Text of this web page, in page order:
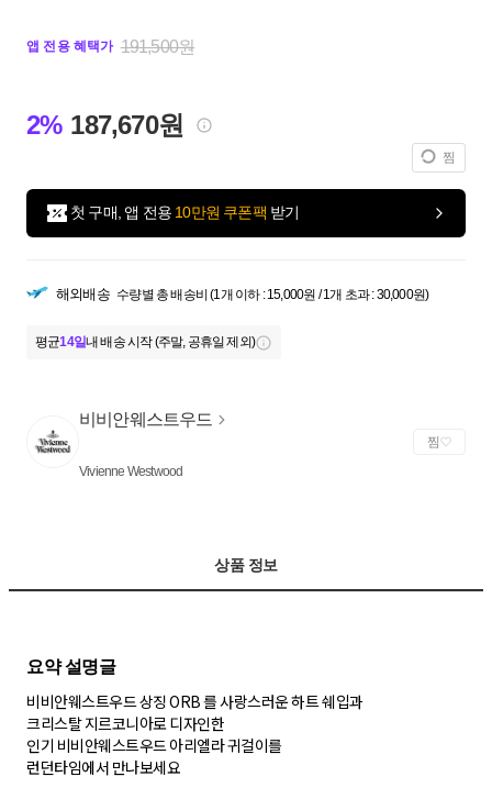
앱 전용 혜택가 191,500원
2% 187,670원
찜
첫 구매, 앱 전용 10만원 쿠폰팩 받기
해외배송 수량별 총 배송비 (1개 이하 : 15,000원 / 1개 초과 : 30,000원)
평균14일내 배송 시작 (주말, 공휴일 제외)
비비안웨스트우드
Vivienne Westwood
찜
상품 정보
요약 설명글
비비안웨스트우드 상징 ORB 를 사랑스러운 하트 쉐입과
크리스탈 지르코니아로 디자인한
인기 비비안웨스트우드 아리엘라 귀걸이를
런던타임에서 만나보세요